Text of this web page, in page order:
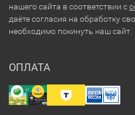
нашего сайта в соответствии с
даёте согласия на обработку
необходимо покинуть наш сайт.
ОПЛАТА